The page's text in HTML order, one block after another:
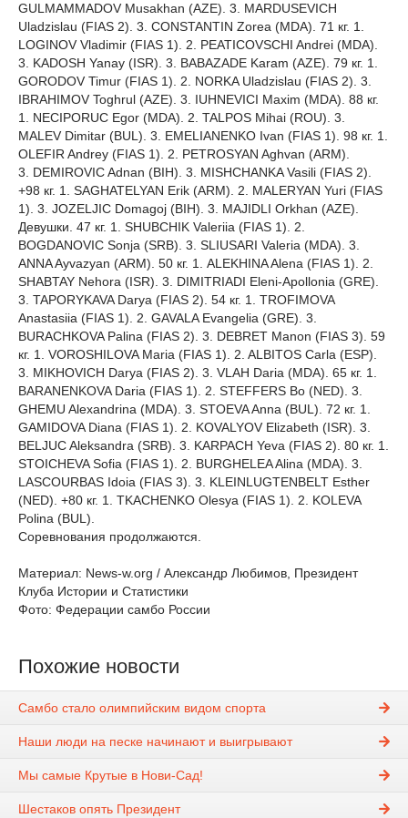
GULMAMMADOV Musakhan (AZE). 3. MARDUSEVICH
Uladzislau (FIAS 2). 3. CONSTANTIN Zorea (MDA). 71 кг. 1.
LOGINOV Vladimir (FIAS 1). 2. PEATICOVSCHI Andrei (MDA).
3. KADOSH Yanay (ISR). 3. BABAZADE Karam (AZE). 79 кг. 1.
GORODOV Timur (FIAS 1). 2. NORKA Uladzislau (FIAS 2). 3.
IBRAHIMOV Toghrul (AZE). 3. IUHNEVICI Maxim (MDA). 88 кг.
1. NECIPORUC Egor (MDA). 2. TALPOS Mihai (ROU). 3.
MALEV Dimitar (BUL). 3. EMELIANENKO Ivan (FIAS 1). 98 кг. 1.
OLEFIR Andrey (FIAS 1). 2. PETROSYAN Aghvan (ARM).
3. DEMIROVIC Adnan (BIH). 3. MISHCHANKA Vasili (FIAS 2).
+98 кг. 1. SAGHATELYAN Erik (ARM). 2. MALERYAN Yuri (FIAS
1). 3. JOZELJIC Domagoj (BIH). 3. MAJIDLI Orkhan (AZE).
Девушки. 47 кг. 1. SHUBCHIK Valeriia (FIAS 1). 2.
BOGDANOVIC Sonja (SRB). 3. SLIUSARI Valeria (MDA). 3.
ANNA Ayvazyan (ARM). 50 кг. 1. ALEKHINA Alena (FIAS 1). 2.
SHABTAY Nehora (ISR). 3. DIMITRIADI Eleni-Apollonia (GRE).
3. TAPORYKAVA Darya (FIAS 2). 54 кг. 1. TROFIMOVA
Anastasiia (FIAS 1). 2. GAVALA Evangelia (GRE). 3.
BURACHKOVA Palina (FIAS 2). 3. DEBRET Manon (FIAS 3). 59
кг. 1. VOROSHILOVA Maria (FIAS 1). 2. ALBITOS Carla (ESP).
3. MIKHOVICH Darya (FIAS 2). 3. VLAH Daria (MDA). 65 кг. 1.
BARANENKOVA Daria (FIAS 1). 2. STEFFERS Bo (NED). 3.
GHEMU Alexandrina (MDA). 3. STOEVA Anna (BUL). 72 кг. 1.
GAMIDOVA Diana (FIAS 1). 2. KOVALYOV Elizabeth (ISR). 3.
BELJUC Aleksandra (SRB). 3. KARPACH Yeva (FIAS 2). 80 кг. 1.
STOICHEVA Sofia (FIAS 1). 2. BURGHELEA Alina (MDA). 3.
LASCOURBAS Idoia (FIAS 3). 3. KLEINLUGTENBELT Esther
(NED). +80 кг. 1. TKACHENKO Olesya (FIAS 1). 2. KOLEVA
Polina (BUL).
Соревнования продолжаются.
Материал: News-w.org / Александр Любимов, Президент
Клуба Истории и Статистики
Фото: Федерации самбо России
Похожие новости
Самбо стало олимпийским видом спорта
Наши люди на песке начинают и выигрывают
Мы самые Крутые в Нови-Сад!
Шестаков опять Президент